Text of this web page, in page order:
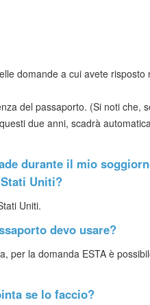
domande a cui avete risposto
del passaporto. (Si noti che,
due anni, scadrà
durante il mio
Uniti?
Uniti.
devo usare?
per la domanda ESTA è
se lo faccio?